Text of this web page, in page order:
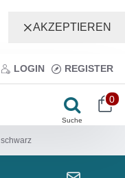
AKZEPTIEREN
LOGIN REGISTER
0